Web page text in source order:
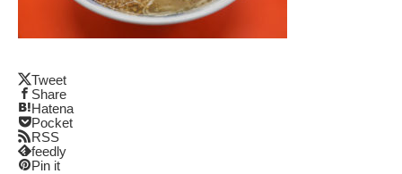
Tweet
Share
Hatena
Pocket
RSS
feedly
Pin it